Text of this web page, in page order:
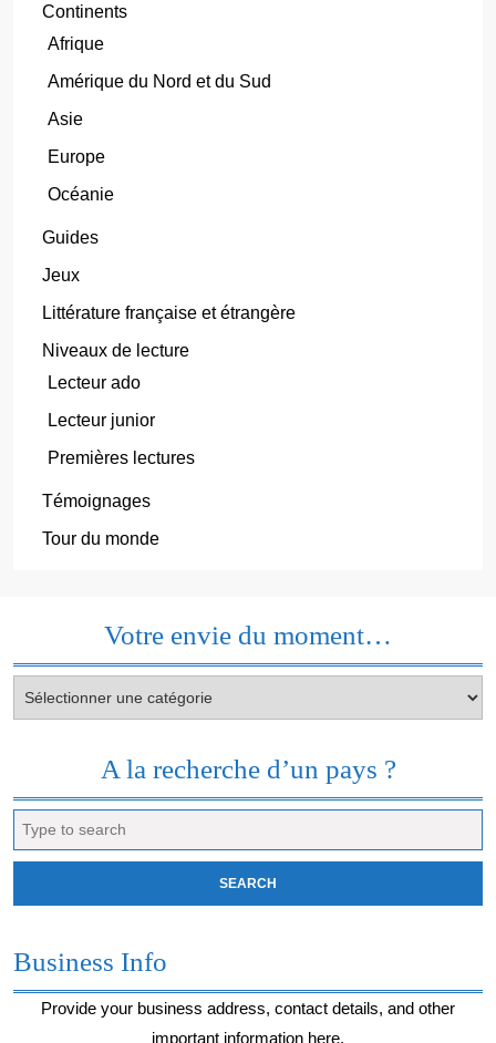
Continents
Afrique
Amérique du Nord et du Sud
Asie
Europe
Océanie
Guides
Jeux
Littérature française et étrangère
Niveaux de lecture
Lecteur ado
Lecteur junior
Premières lectures
Témoignages
Tour du monde
Votre envie du moment…
envie
A la recherche d’un pays ?
for:
Business Info
Provide your business address, contact details, and other
important information here.